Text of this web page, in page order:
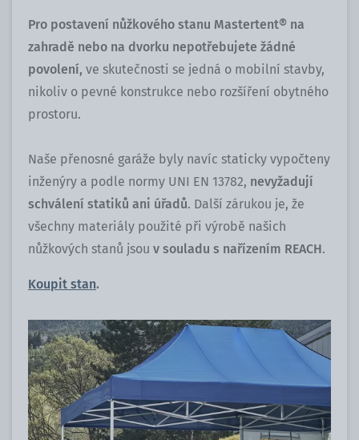
Pro postavení nůžkového stanu Mastertent® na
zahradě nebo na dvorku nepotřebujete žádné
povolení, ve skutečnosti se jedná o mobilní stavby,
nikoliv o pevné konstrukce nebo rozšíření obytného
prostoru.
Naše přenosné garáže byly navíc staticky vypočteny
inženýry a podle normy UNI EN 13782, nevyžadují
schválení statiků ani úřadů. Další zárukou je, že
všechny materiály použité při výrobě našich
nůžkových stanů jsou v souladu s nařízením REACH.
Koupit stan.